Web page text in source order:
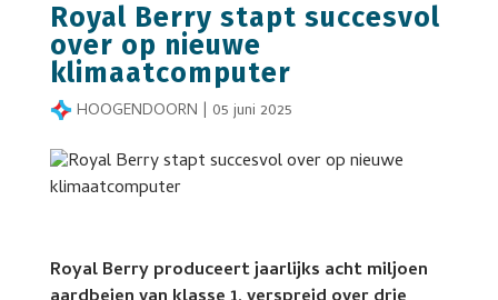
Royal Berry stapt succesvol
over op nieuwe
klimaatcomputer
HOOGENDOORN | 05 juni 2025
Royal Berry produceert jaarlijks acht miljoen